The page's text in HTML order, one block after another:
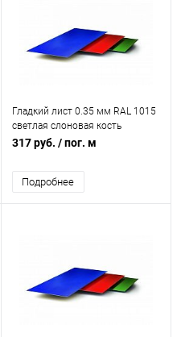
Гладкий лист 0.35 мм RAL 1015
светлая слоновая кость
317 руб. / пог. м
Подробнее